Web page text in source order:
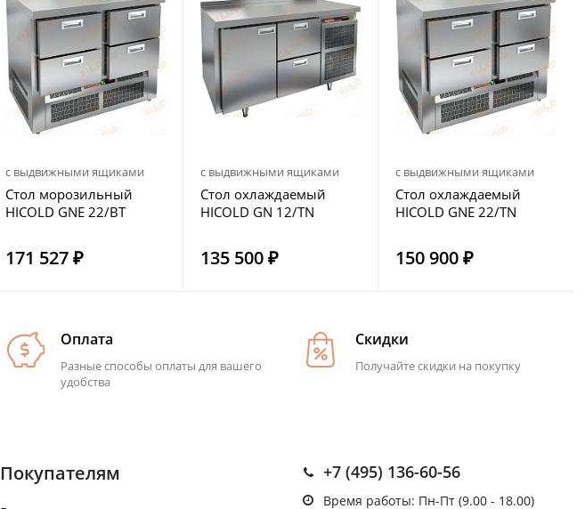
с выдвижными ящиками
Стол морозильный
HICOLD GNE 22/BT
171 527 ₽
с выдвижными ящиками
Стол охлаждаемый
HICOLD GN 12/TN
135 500 ₽
с выдвижными ящиками
Стол охлаждаемый
HICOLD GNE 22/TN
150 900 ₽
Оплата
Разные способы оплаты для вашего
удобства
Скидки
Получайте скидки на покупку
Покупателям +7 (495) 136-60-56
Время работы: Пн-Пт (9.00 - 18.00)